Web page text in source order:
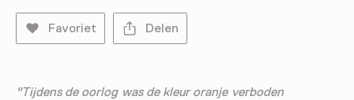
Favoriet Delen
"Tijdens de oorlog was de kleur oranje verboden